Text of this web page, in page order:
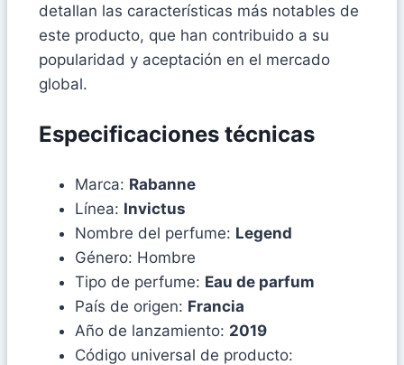
detallan las características más notables de
este producto, que han contribuido a su
popularidad y aceptación en el mercado
global.
Especificaciones técnicas
Marca: Rabanne
Línea: Invictus
Nombre del perfume: Legend
Género: Hombre
Tipo de perfume: Eau de parfum
País de origen: Francia
Año de lanzamiento: 2019
Código universal de producto: